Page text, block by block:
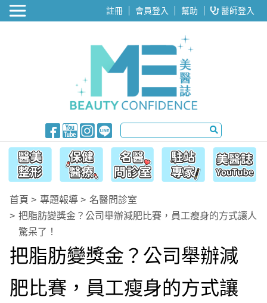
醫美整形 註冊 會員登入 幫助 醫師登入
首頁 專題報導
名醫問診室
把脂肪變獎金？公司舉辦減肥比賽，員工瘦身的方式讓人
驚呆了！
把脂肪變獎金？公司舉辦減
肥比賽，員工瘦身的方式讓